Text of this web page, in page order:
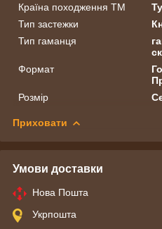
Країна походження ТМ
Тип застежки
Тип гаманця
Формат
Розмір
Приховати
Умови доставки
Нова Пошта
Укрпошта